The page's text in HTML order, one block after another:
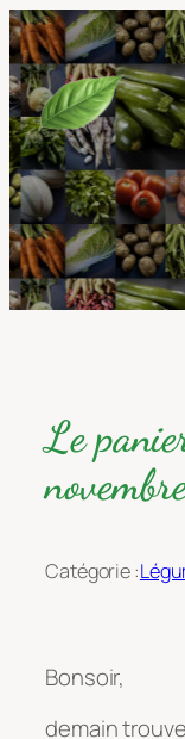
Aller
au
contenu
Le
Catégorie :
Bonsoir,
demain